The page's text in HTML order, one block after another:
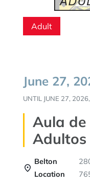
Adult
June 27,
UNTIL JUNE 27,
Aula de
Adultos
Belton
Location